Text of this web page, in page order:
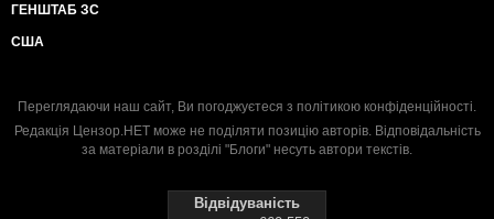
ГЕНШТАБ ЗС
США
Переглядаючи наш сайт, Ви погоджуєтеся з політикою конфіденційності.
Редакція Цензор.НЕТ може не поділяти позицію авторів. Відповідальність
за матеріали в розділі "Блоги" несуть автори текстів.
Відвідуваність